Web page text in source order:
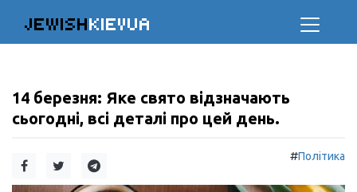
JEWISHKIEVUA
14 березня: Яке свято відзначають
сьогодні, всі деталі про цей день.
#Політика